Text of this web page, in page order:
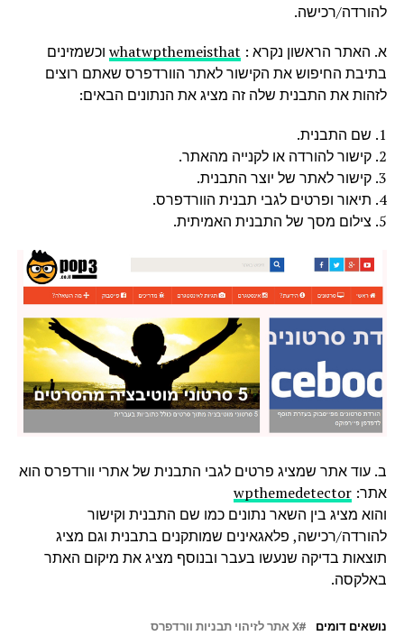
להורדה/רכישה.
א. האתר הראשון נקרא : whatwpthemeisthatוכשמזינים
בתיבת החיפוש את הקישור לאתר הוורדפרס שאתם רוצים
לזהות את התבנית שלה זה מציג את הנתונים הבאים:
1. שם התבנית.
2. קישור להורדה או לקנייה מהאתר.
3. קישור לאתר של יוצר התבנית.
4. תיאור ופרטים לגבי תבנית הוורדפרס.
5. צילום מסך של התבנית האמיתית.
ב. עוד אתר שמציג פרטים לגבי התבנית של אתרי וורדפרס הוא
אתר: wpthemedetector
והוא מציג בין השאר נתונים כמו שם התבנית וקישור
להורדה/רכישה, פלאגאינים שמותקנים בתבנית וגם מציג
תוצאות בדיקה שנעשו בעבר ובנוסף מציג את מיקום האתר
באלקסה.
נושאים דומים
X אתר לזיהוי תבניות וורדפרס